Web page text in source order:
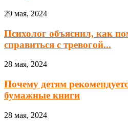
29 мая, 2024
Психолог объяснил, как
справиться с тревогой...
28 мая, 2024
Почему детям
бумажные книги
28 мая, 2024